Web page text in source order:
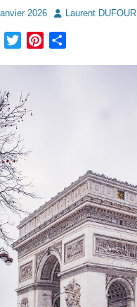
2026 AuthorLaurent DUFOUR
Facebook
TwitterPinterest